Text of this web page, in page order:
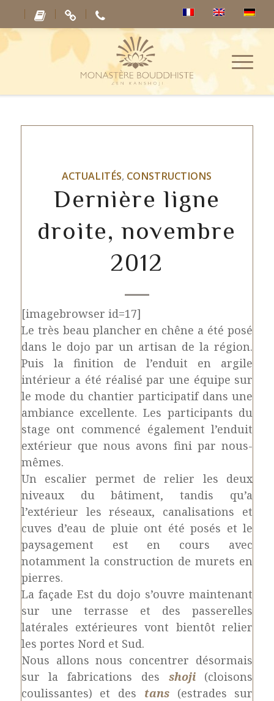
ACTUALITÉS, CONSTRUCTIONS
Dernière ligne
droite, novembre
2012
[imagebrowser id=17]
Le très beau plancher en chêne a été posé
dans le dojo par un artisan de la région.
Puis la finition de l’enduit en argile
intérieur a été réalisé par une équipe sur
le mode du chantier participatif dans une
ambiance excellente. Les participants du
stage ont commencé également l’enduit
extérieur que nous avons fini par nous-
mêmes.
Un escalier permet de relier les deux
niveaux du bâtiment, tandis qu’a
l’extérieur les réseaux, canalisations et
cuves d’eau de pluie ont été posés et le
paysagement est en cours avec
notamment la construction de murets en
pierres.
La façade Est du dojo s’ouvre maintenant
sur une terrasse et des passerelles
latérales extérieures vont bientôt relier
les portes Nord et Sud.
Nous allons nous concentrer désormais
sur la fabrications des shoji(cloisons
coulissantes) et des tans(estrades sur